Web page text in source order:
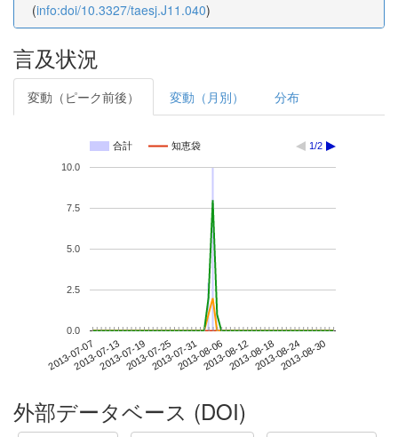
(info:doi/10.3327/taesj.J11.040)
言及状況
変動（ピーク前後） 変動（月別） 分布
合計 知恵袋 1/2
2013-07-072013-07-132013-07-192013-07-252013-07-312013-08-062013-08-122013-08-182013-08-242013-08-30
0.0
2.5
5.0
7.5
10.0
外部データベース (DOI)